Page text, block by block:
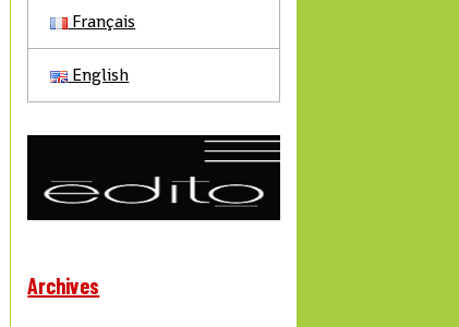
Français
English
Archives